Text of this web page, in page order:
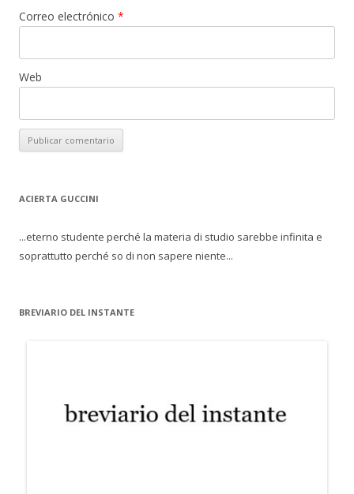
Correo electrónico *
Web
ACIERTA GUCCINI
...eterno studente perché la materia di studio sarebbe infinita e
soprattutto perché so di non sapere niente...
BREVIARIO DEL INSTANTE